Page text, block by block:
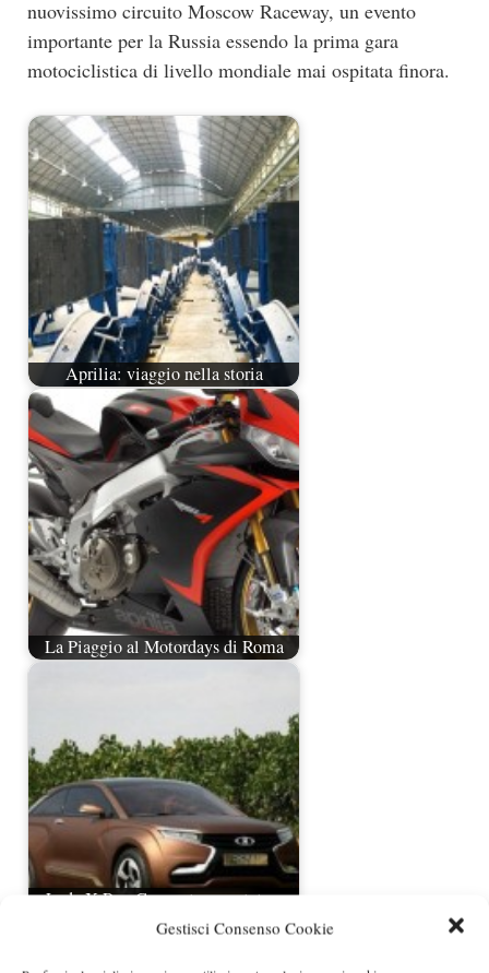
Gestisci Consenso Cookie
nuovissimo circuito Moscow Raceway, un evento
importante per la Russia essendo la prima gara
motociclistica di livello mondiale mai ospitata finora.
Aprilia: viaggio nella storia
La Piaggio al Motordays di Roma
Lada X-Ray Concept presentata a
Mosca